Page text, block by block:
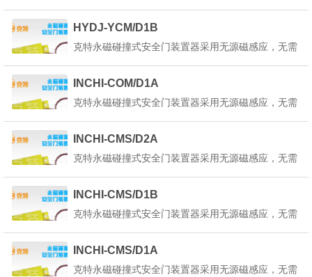
起重机永...
在正确的回路电路中使用。产品详细说明：克特永磁
碰撞式安全门装置器也叫做永磁安全门装置器是一种
起重机永...
HYDJ-YCM/D1B
克特永磁碰撞式安全门装置器采用无源磁感应，无需
在正确的回路电路中使用。产品详细说明：克特永磁
碰撞式安全门装置器也叫做永磁安全门装置器是一种
起重机永...
INCHI-COM/D1A
克特永磁碰撞式安全门装置器采用无源磁感应，无需
在正确的回路电路中使用。产品详细说明：克特永磁
碰撞式安全门装置器也叫做永磁安全门装置器是一种
起重机永...
INCHI-CMS/D2A
克特永磁碰撞式安全门装置器采用无源磁感应，无需
在正确的回路电路中使用。产品详细说明：克特永磁
碰撞式安全门装置器也叫做永磁安全门装置器是一种
起重机永...
INCHI-CMS/D1B
克特永磁碰撞式安全门装置器采用无源磁感应，无需
在正确的回路电路中使用。产品详细说明：克特永磁
碰撞式安全门装置器也叫做永磁安全门装置器是一种
INCHI-CMS/D1A
克特永磁碰撞式安全门装置器采用无源磁感应，无需